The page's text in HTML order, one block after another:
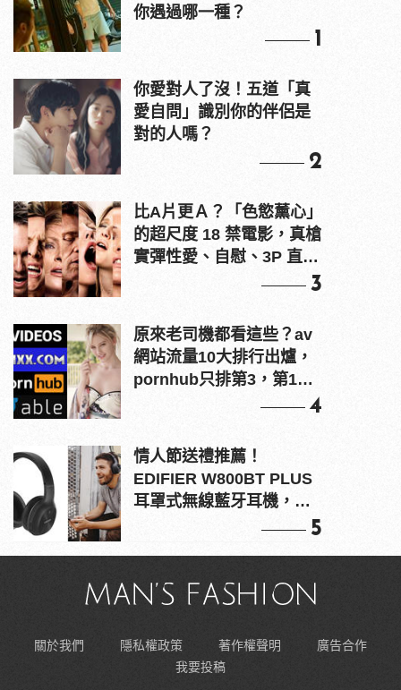
你遇過哪一種？
1
你愛對人了沒！五道「真
愛自問」識別你的伴侶是
對的人嗎？
2
比A片更Ａ？「色慾薰心」
的超尺度 18 禁電影，真槍
實彈性愛、自慰、3P 直接
3
原來老司機都看這些？av
網站流量10大排行出爐，
pornhub只排第3，第1名
4
情人節送禮推薦！
EDIFIER W800BT PLUS
耳罩式無線藍牙耳機，在
5
關於我們 隱私權政策 著作權聲明
廣告合作
我要投稿